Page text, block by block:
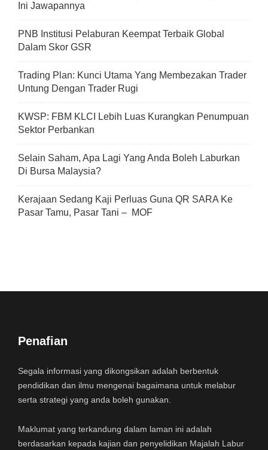
Ini Jawapannya
PNB Institusi Pelaburan Keempat Terbaik Global
Dalam Skor GSR
Trading Plan: Kunci Utama Yang Membezakan Trader
Untung Dengan Trader Rugi
KWSP: FBM KLCI Lebih Luas Kurangkan Penumpuan
Sektor Perbankan
Selain Saham, Apa Lagi Yang Anda Boleh Laburkan
Di Bursa Malaysia?
Kerajaan Sedang Kaji Perluas Guna QR SARA Ke
Pasar Tamu, Pasar Tani – MOF
Penafian
Segala informasi yang dikongsikan adalah berbentuk
pendidikan dan ilmu mengenai bagaimana untuk melabur
serta strategi yang anda boleh gunakan.
Maklumat yang terkandung dalam laman ini adalah
berdasarkan kepada kajian dan penyelidikan Majalah Labur